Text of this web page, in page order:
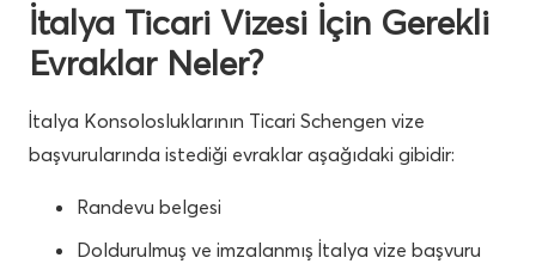
İtalya Ticari Vizesi İçin Gerekli
Evraklar Neler?
İtalya Konsolosluklarının Ticari Schengen vize
başvurularında istediği evraklar aşağıdaki gibidir:
Randevu belgesi
Doldurulmuş ve imzalanmış İtalya vize başvuru